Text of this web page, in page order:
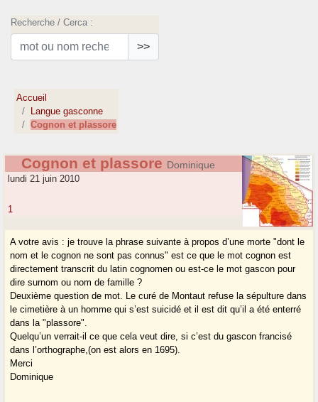
Recherche / Cerca :
>>
Accueil
Langue gasconne
Cognon et plassore
Cognon et plassore Dominique
lundi 21 juin 2010
1
A votre avis : je trouve la phrase suivante à propos d’une morte "dont le
nom et le cognon ne sont pas connus" est ce que le mot cognon est
directement transcrit du latin cognomen ou est-ce le mot gascon pour
dire surnom ou nom de famille ?
Deuxième question de mot. Le curé de Montaut refuse la sépulture dans
le cimetière à un homme qui s’est suicidé et il est dit qu’il a été enterré
dans la "plassore".
Quelqu’un verrait-il ce que cela veut dire, si c’est du gascon francisé
dans l’orthographe,(on est alors en 1695).
Merci
Dominique